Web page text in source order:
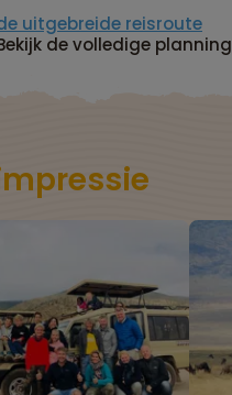
uitgebreide reisroute
de volledige planning